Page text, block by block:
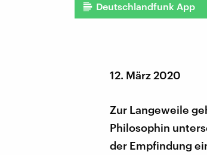
Deutschlandfunk App
12. März 2020
Zur Langeweile
Philosophin
der Empfindung